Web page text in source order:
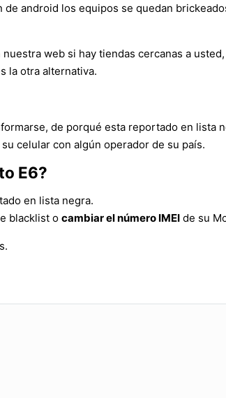
android los equipos se quedan
web si hay tiendas cercanas a
la otra alternativa.
de porqué esta reportado en lista
celular con algún operador de su país.
E6?
en lista negra.
blacklist o cambiar el número IMEI de su